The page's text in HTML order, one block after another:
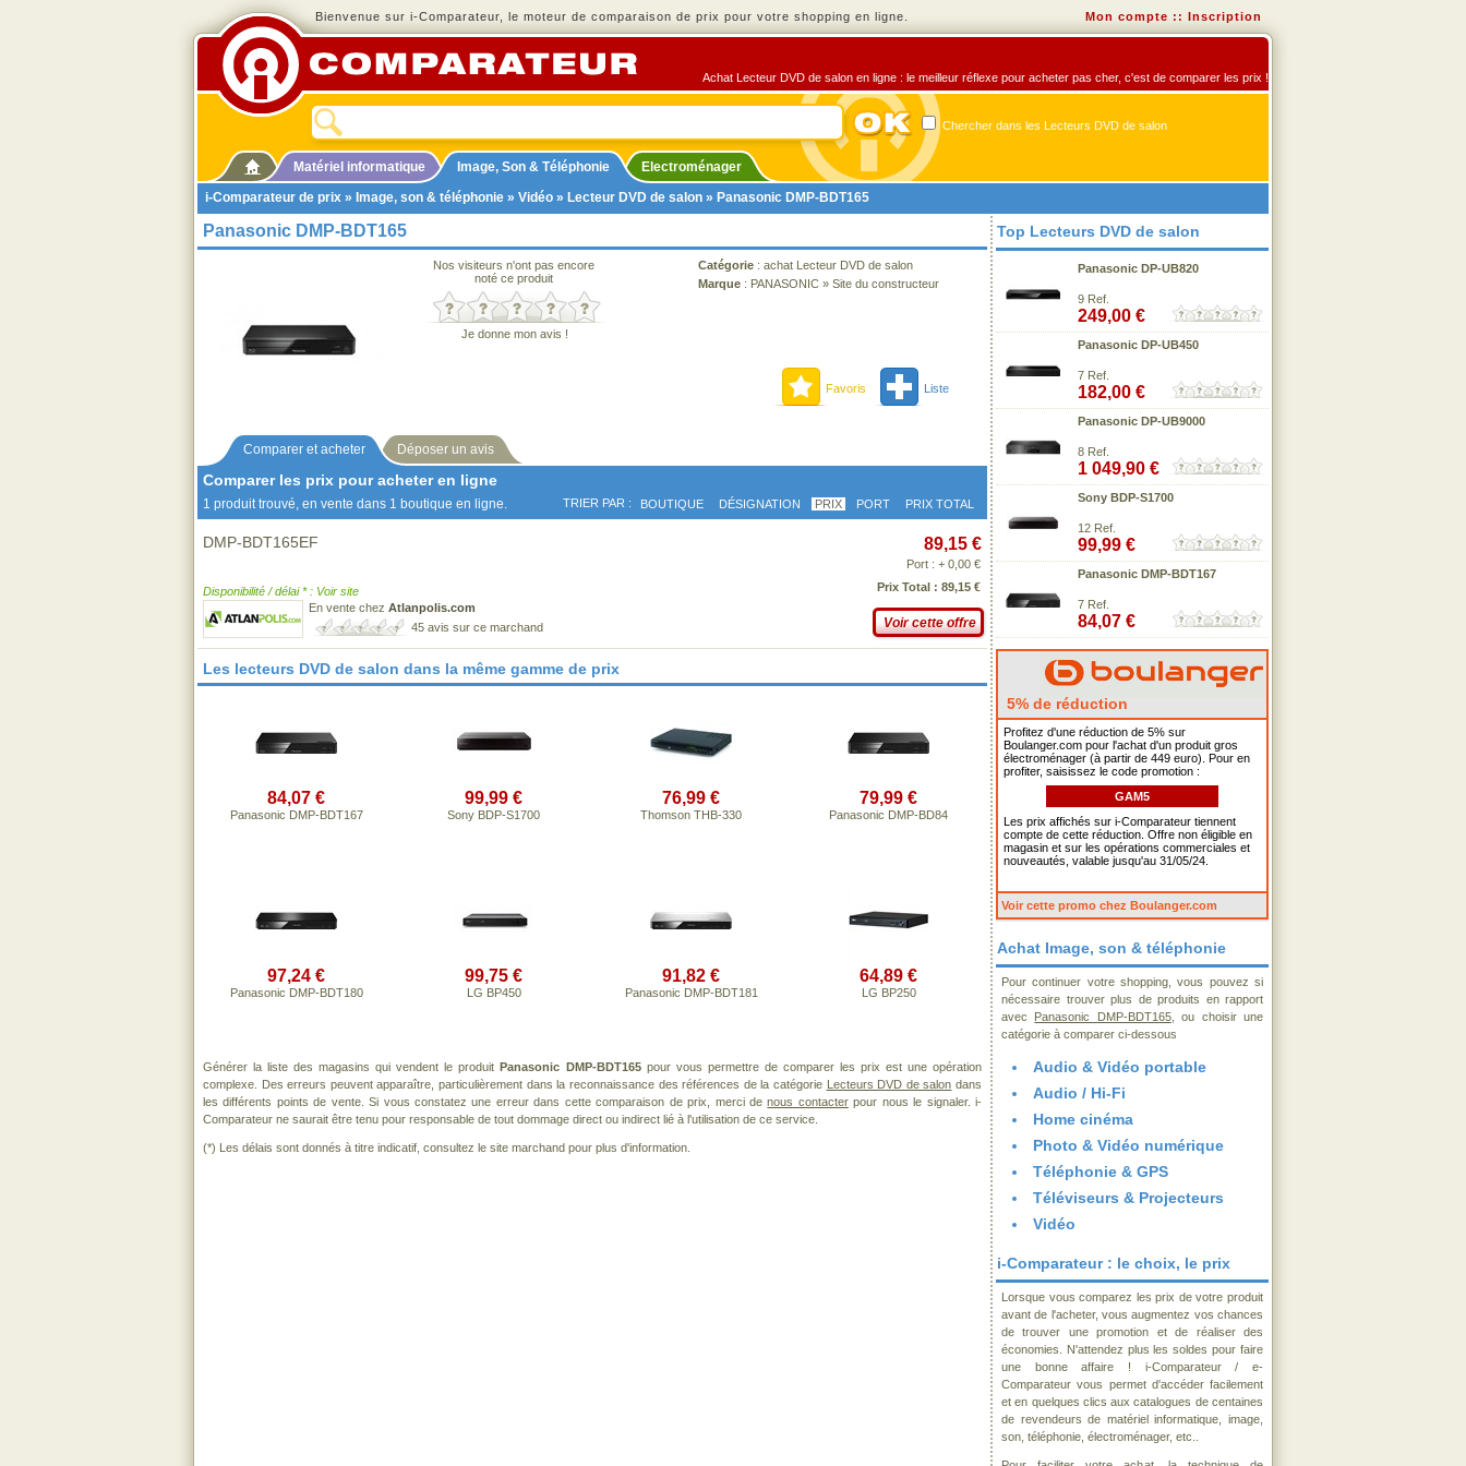
Bienvenue sur i-Comparateur, le moteur de comparaison de prix pour votre shopping en ligne. Mon compte :: Inscription
Achat Lecteur DVD de salon en ligne : le meilleur réflexe pour acheter pas cher, c'est de comparer les prix !
Chercher dans les Lecteurs DVD de salon
Matériel informatique Image, Son & Téléphonie
Electroménager
i-Comparateur de prix » Image, son & téléphonie » Vidéo » Lecteur DVD de salon » Panasonic DMP-BDT165
Panasonic DMP-BDT165
Nos visiteurs n'ont pas encore
noté ce produit
Je donne mon avis !
Catégorie : achat Lecteur DVD de salon
Marque : PANASONIC » Site du constructeur
Favoris Liste
Comparer et acheter Déposer un avis
Comparer les prix pour acheter en ligne
1 produit trouvé, en vente dans 1 boutique en ligne. TRIER PAR : BOUTIQUE DÉSIGNATION PRIX PORT PRIX TOTAL
DMP-BDT165EF
Disponibilité / délai * : Voir site
En vente chez Atlanpolis.com
45 avis sur ce marchand
89,15 €
Port : + 0,00 €
Prix Total : 89,15 €
Voir cette offre
Les lecteurs DVD de salon dans la même gamme de prix
84,07 €
Panasonic DMP-BDT167
99,99 €
Sony BDP-S1700
76,99 €
Thomson THB-330
79,99 €
Panasonic DMP-BD84
97,24 €
Panasonic DMP-BDT180
99,75 €
LG BP450
91,82 €
Panasonic DMP-BDT181
64,89 €
LG BP250
Générer la liste des magasins qui vendent le produitPanasonic DMP-BDT165pour vous permettre de comparer les prix est une opération
complexe. Des erreurs peuvent apparaître, particulièrement dans la reconnaissance des références de la catégorie Lecteurs DVD de salon dans
les différents points de vente. Si vous constatez une erreur dans cette comparaison de prix, merci denous contacterpour nous le signaler. i-
Comparateur ne saurait être tenu pour responsable de tout dommage direct ou indirect lié à l'utilisation de ce service.
(*) Les délais sont donnés à titre indicatif, consultez le site marchand pour plus d'information.
Top Lecteurs DVD de salon
Panasonic DP-UB820
9 Ref.
249,00 €
Panasonic DP-UB450
7 Ref.
182,00 €
Panasonic DP-UB9000
8 Ref.
1 049,90 €
Sony BDP-S1700
12 Ref.
99,99 €
Panasonic DMP-BDT167
7 Ref.
84,07 €
5% de réduction
Profitez d'une réduction de 5% sur
Boulanger.com pour l'achat d'un produit gros
électroménager (à partir de 449 euro). Pour en
profiter, saisissez le code promotion :
GAM5
Les prix affichés sur i-Comparateur tiennent
compte de cette réduction. Offre non éligible en
magasin et sur les opérations commerciales et
nouveautés, valable jusqu'au 31/05/24.
Voir cette promo chez Boulanger.com
Achat Image, son & téléphonie
Pour continuer votre shopping, vous pouvez si
nécessaire trouver plus de produits en rapport
avec Panasonic DMP-BDT165, ou choisir une
catégorie à comparer ci-dessous
Audio & Vidéo portable
Audio / Hi-Fi
Home cinéma
Photo & Vidéo numérique
Téléphonie & GPS
Téléviseurs & Projecteurs
Vidéo
i-Comparateur : le choix, le prix
Lorsque vous comparez les prix de votre produit
avant de l'acheter, vous augmentez vos chances
de trouver une promotion et de réaliser des
économies. N'attendez plus les soldes pour faire
une bonne affaire ! i-Comparateur / e-
Comparateur vous permet d'accéder facilement
et en quelques clics aux catalogues de centaines
de revendeurs de matériel informatique, image,
son, téléphonie, électroménager, etc..